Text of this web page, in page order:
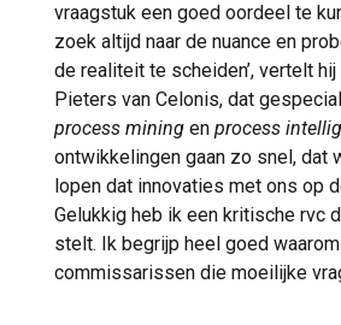
vraagstuk een goed oordeel te
zoek altijd naar de nuance en
de realiteit te scheiden’, vertelt
Pieters van Celonis, dat
process mining en process
ontwikkelingen gaan zo snel, dat
lopen dat innovaties met ons op
Gelukkig heb ik een kritische rvc
stelt. Ik begrijp heel goed
commissarissen die moeilijke